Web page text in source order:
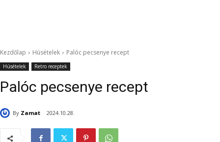
Kezdőlap Húsételek Palóc pecsenye recept
Húsételek Retro receptek
Palóc pecsenye recept
By Zamat 2024.10.28.